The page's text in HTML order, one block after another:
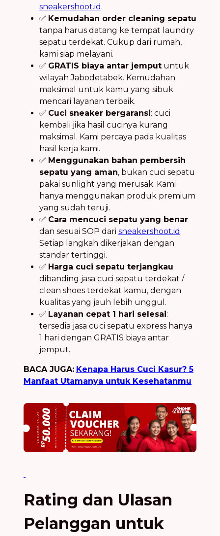
sneakershoot.id .
✅ Kemudahan order cleaning sepatu
tanpa harus datang ke tempat laundry
sepatu terdekat. Cukup dari rumah,
kami siap melayani.
✅ GRATIS biaya antar jemput untuk
wilayah Jabodetabek. Kemudahan
maksimal untuk kamu yang sibuk
mencari layanan terbaik.
✅ Cuci sneaker bergaransi: cuci
kembali jika hasil cucinya kurang
maksimal. Kami percaya pada kualitas
hasil kerja kami.
✅ Menggunakan bahan pembersih
sepatu yang aman, bukan cuci sepatu
pakai sunlight yang merusak. Kami
hanya menggunakan produk premium
yang sudah teruji.
✅ Cara mencuci sepatu yang benar
dan sesuai SOP dari sneakershoot.id .
Setiap langkah dikerjakan dengan
standar tertinggi.
✅ Harga cuci sepatu terjangkau
dibanding jasa cuci sepatu terdekat /
clean shoes terdekat kamu, dengan
kualitas yang jauh lebih unggul.
✅ Layanan cepat 1 hari selesai:
tersedia jasa cuci sepatu express hanya
1 hari dengan GRATIS biaya antar
jemput.
BACA JUGA: Kenapa Harus Cuci Kasur? 5
Manfaat Utamanya untuk Kesehatanmu
Rating dan Ulasan
Pelanggan untuk